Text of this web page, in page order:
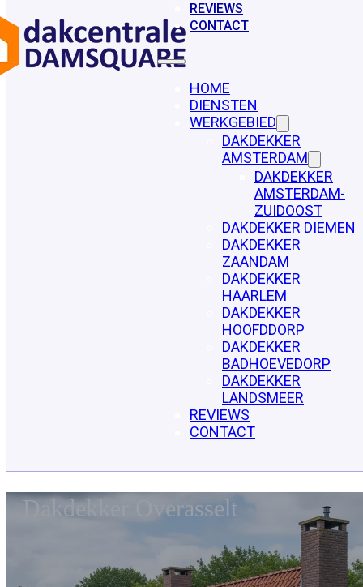
REVIEWS
CONTACT
HOME
DIENSTEN
WERKGEBIED
DAKDEKKER
AMSTERDAM
DAKDEKKER
AMSTERDAM-
ZUIDOOST
DAKDEKKER DIEMEN
DAKDEKKER
ZAANDAM
DAKDEKKER
HAARLEM
DAKDEKKER
HOOFDDORP
DAKDEKKER
BADHOEVEDORP
DAKDEKKER
LANDSMEER
REVIEWS
CONTACT
Dakdekker Overasselt